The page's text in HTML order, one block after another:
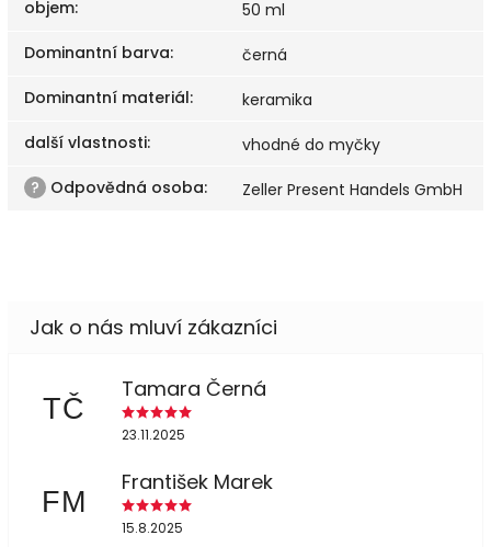
objem:
50 ml
Dominantní barva:
černá
Dominantní materiál:
keramika
další vlastnosti:
vhodné do myčky
? Odpovědná osoba: Zeller Present Handels GmbH
TČ
Tamara Černá
23.11.2025
FM
František Marek
15.8.2025